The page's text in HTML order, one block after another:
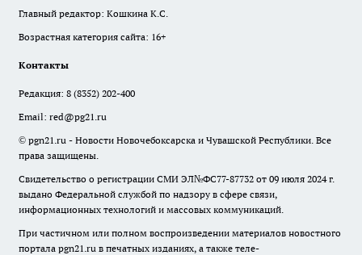
Главный редактор: Кошкина К.С.
Возрастная категория сайта: 16+
Контакты
Редакция: 8 (8352) 202-400
Email: red@pg21.ru
© pgn21.ru - Новости Новочебоксарска и Чувашской Республики. Все
права защищены.
Свидетельство о регистрации СМИ ЭЛ№ФС77-87732 от 09 июля 2024 г.
выдано Федеральной службой по надзору в сфере связи,
информационных технологий и массовых коммуникаций.
При частичном или полном воспроизведении материалов новостного
портала pgn21.ru в печатных изданиях, а также теле-